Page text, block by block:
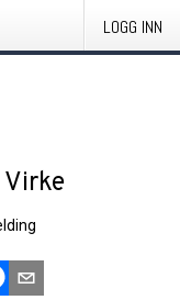
LOGG INN